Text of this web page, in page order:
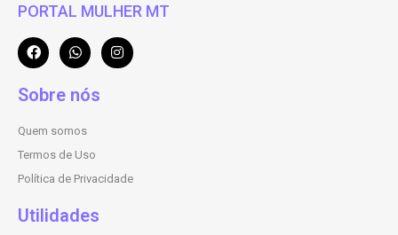
PORTAL MULHER MT
Sobre nós
Quem somos
Termos de Uso
Política de Privacidade
Utilidades